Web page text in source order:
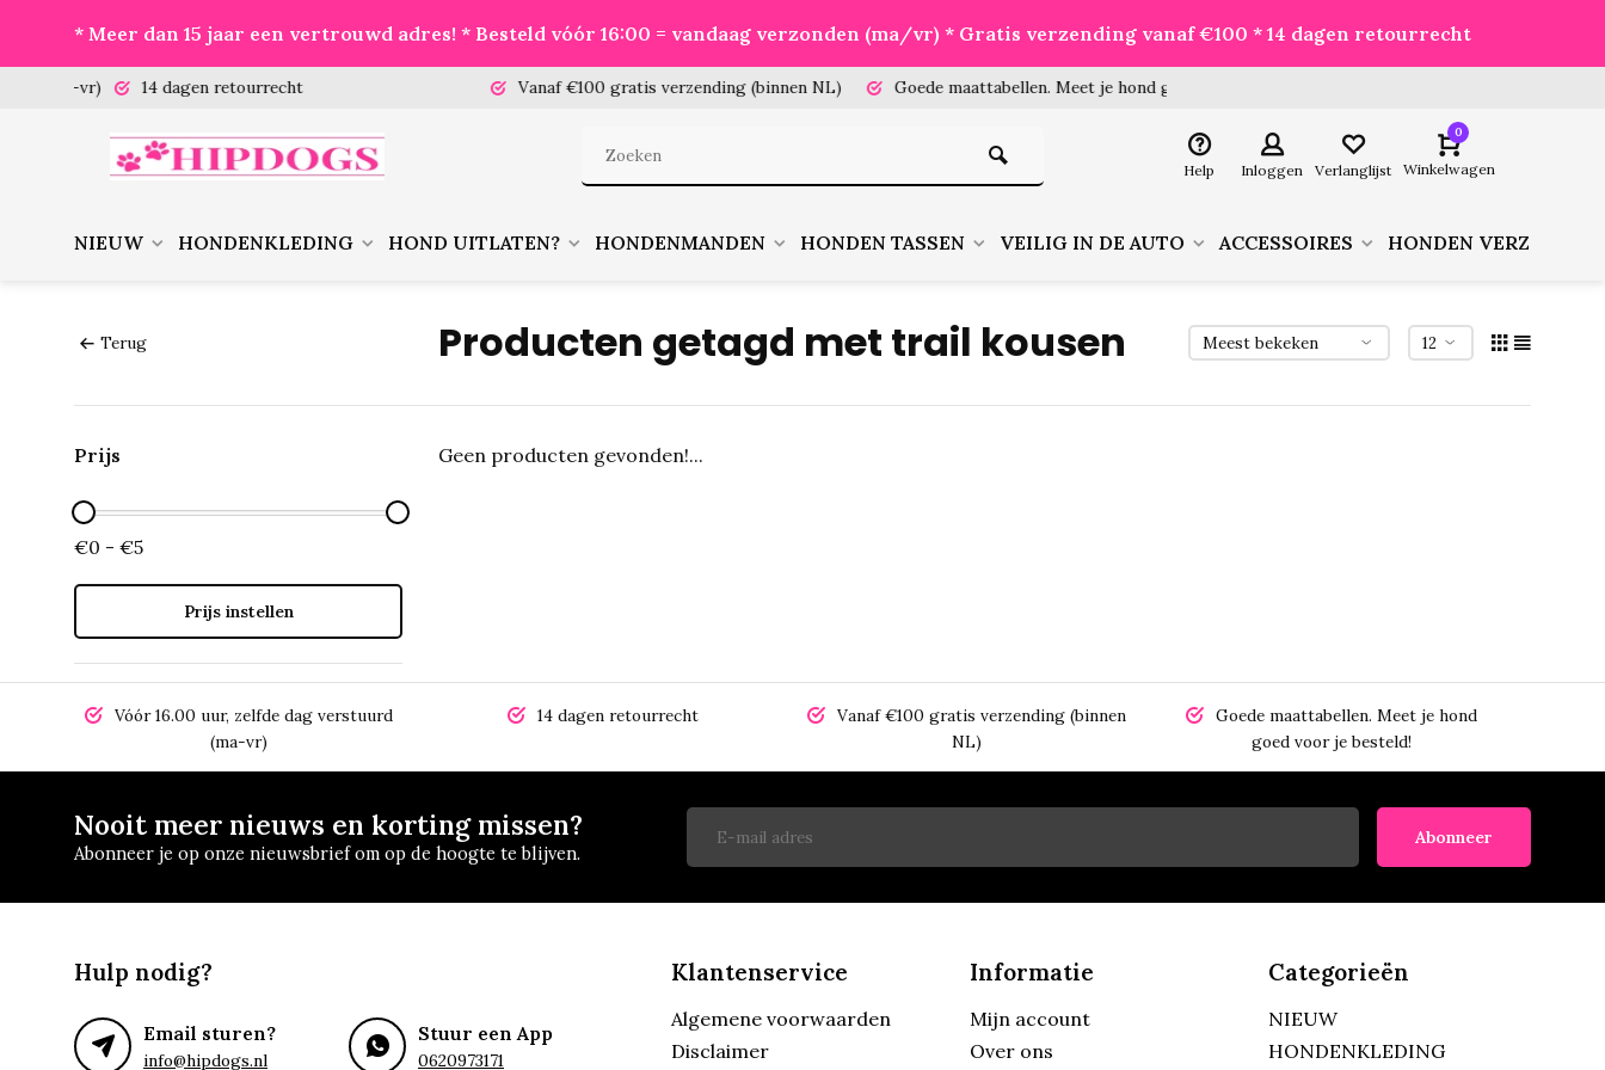
* Meer dan 15 jaar een vertrouwd adres! * Besteld vóór 16:00 = vandaag verzonden (ma/vr) * Gratis verzending vanaf €100 * 14 dagen retourrecht
14 dagen retourrecht Vanaf €100 gratis verzending (binnen NL) Goede maattabellen.Meet je hond goed voor je besteld!
Help Inloggen Verlanglijst
0
Winkelwagen
NIEUW HONDENKLEDING HOND UITLATEN? HONDENMANDEN HONDEN TASSEN VEILIG IN DE AUTO ACCESSOIRES HONDEN
Terug Producten getagd met trail kousen
Prijs
€0 - €5
Prijs instellen
Geen producten gevonden!...
Vóór 16.00 uur, zelfde dag verstuurd
(ma-vr)
14 dagen retourrecht
Vanaf €100 gratis verzending (binnen
NL)
Goede maattabellen. Meet je hond
goed voor je besteld!
Nooit meer nieuws en korting missen?
Abonneer je op onze nieuwsbrief om op de hoogte te blijven.
Abonneer
Hulp nodig?
Email sturen?
info@hipdogs.nl
Stuur een App
0620973171
Klantenservice
Algemene voorwaarden
Disclaimer
Informatie
Mijn account
Over ons
Categorieën
NIEUW
HONDENKLEDING